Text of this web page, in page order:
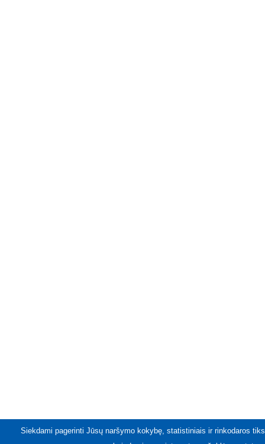
Siekdami pagerinti Jūsų naršymo kokybę, statistiniais ir rinkodaros